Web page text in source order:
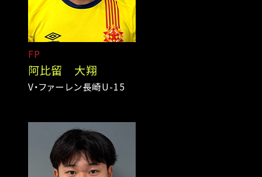
FP
阿比留 大翔
V・ファーレン長崎U-15